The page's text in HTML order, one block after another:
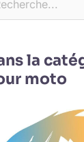
la
moto